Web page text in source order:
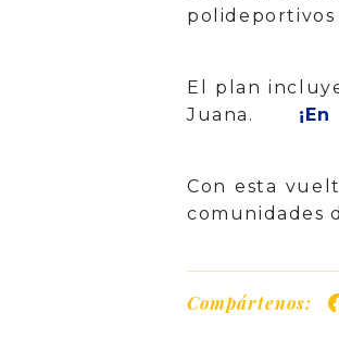
El plan
Juana.
Con esta
comunidades
Compártenos: